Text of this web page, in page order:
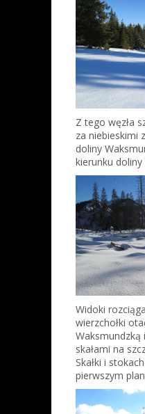
Z tego węzła
za niebieskimi
doliny
kierunku doliny
Widoki
wierzchołki
Waksmundzką
skałami na
Skałki i
pierwszym